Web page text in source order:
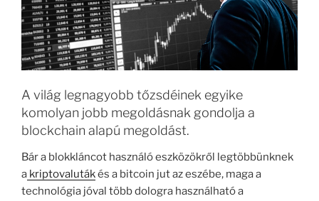
A világ legnagyobb tőzsdéinek egyike
komolyan jobb megoldásnak gondolja a
blockchain alapú megoldást.
Bár a blokkláncot használó eszközökről legtöbbünknek
a kriptovalutákés a bitcoin jut az eszébe, maga a
technológia jóval több dologra használható a